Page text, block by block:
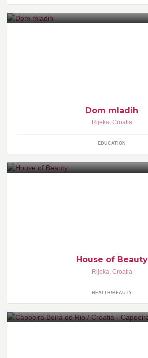
Dom mladih
Rijeka, Croatia
EDUCATION
House of Beauty
Rijeka, Croatia
HEALTH/BEAUTY